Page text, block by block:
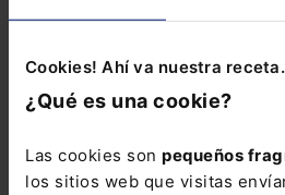
Cookies! Ahí va nuestra receta.
¿Qué es una cookie?
Las cookies son pequeños
los sitios web que visitas
XXVI JORNADAS DE LOS
JURÍDICA PENITENCIARIA